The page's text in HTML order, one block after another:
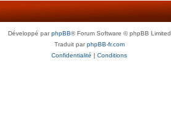
Développé parphpBB® Forum Software © phpBB Limited
Traduit parphpBB-fr.com
Confidentialité | Conditions